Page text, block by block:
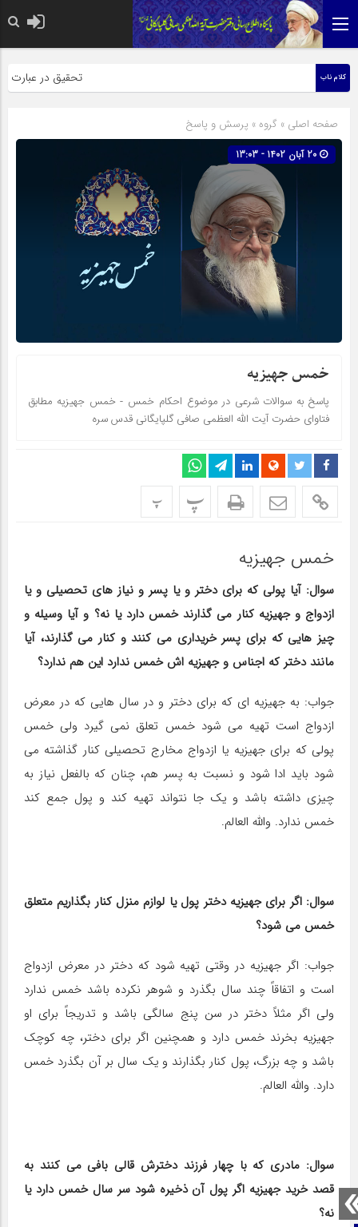
کلام ناب تحقیق در عبارت
صفحه اصلی » گروه » پرسش و پاسخ
خمس جهیزیه
پاسخ به سوالات شرعی در موضوع احکام خمس - خمس جهیزیه مطابق
فتاوای حضرت آیت الله العظمی صافی گلپایگانی قدس سره
پ پ
خمس جهیزیه
سوال: آیا پولی که برای دختر و یا پسر و نیاز های تحصیلی و یا
ازدواج و جهیزیه کنار می گذارند خمس دارد یا نه؟ و آیا وسیله و
چیز هایی که برای پسر خریداری می کنند و کنار می گذارند، آیا
مانند دختر که اجناس و جهیزیه اش خمس ندارد این هم ندارد؟
جواب: به جهیزیه ای که برای دختر و در سال هایی که در معرض
ازدواج است تهیه می شود خمس تعلق نمی گیرد ولی خمس
پولی که برای جهیزیه یا ازدواج مخارج تحصیلی کنار گذاشته می
شود باید ادا شود و نسبت به پسر هم، چنان که بالفعل نیاز به
چیزی داشته باشد و یک جا نتواند تهیه کند و پول جمع کند
خمس ندارد. والله العالم.
سوال: اگر برای جهیزیه دختر پول یا لوازم منزل کنار بگذاریم متعلق
خمس‎ می شود؟
جواب: اگر جهیزیه در وقتی تهیه شود که دختر در معرض ازدواج
است و اتفاقاً چند سال بگذرد و شوهر نکرده باشد خمس ندارد
ولی اگر مثلاً دختر در سن پنج سالگی باشد و تدریجاً برای او
جهیزیه بخرند خمس دارد و همچنین اگر برای دختر، چه کوچک
باشد و چه بزرگ، پول کنار بگذارند و یک سال بر آن بگذرد خمس
دارد. والله العالم.
سوال: مادری که با چهار فرزند دخترش قالی بافی می کنند به
قصد خرید جهیزیه اگر پول آن ذخیره شود سر سال خمس دارد یا
نه؟